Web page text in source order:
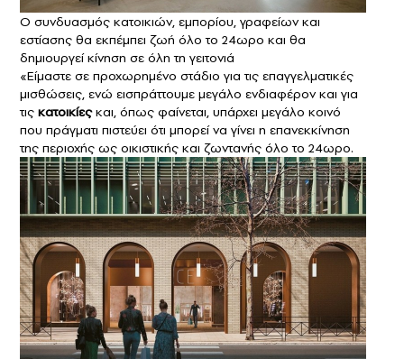
Ο συνδυασμός κατοικιών, εμπορίου, γραφείων και
εστίασης θα εκπέμπει ζωή όλο το 24ωρο και θα
δημιουργεί κίνηση σε όλη τη γειτονιά
«Είμαστε σε προχωρημένο στάδιο για τις επαγγελματικές
μισθώσεις, ενώ εισπράττουμε μεγάλο ενδιαφέρον και για
τις κατοικίεςκαι, όπως φαίνεται, υπάρχει μεγάλο κοινό
που πράγματι πιστεύει ότι μπορεί να γίνει η επανεκκίνηση
της περιοχής ως οικιστικής και ζωντανής όλο το 24ωρο.